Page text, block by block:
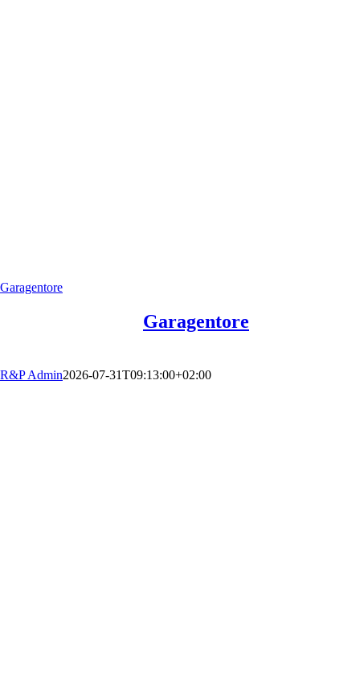
Garagentore
Garagentore
R&P Admin2026-07-31T09:13:00+02:00